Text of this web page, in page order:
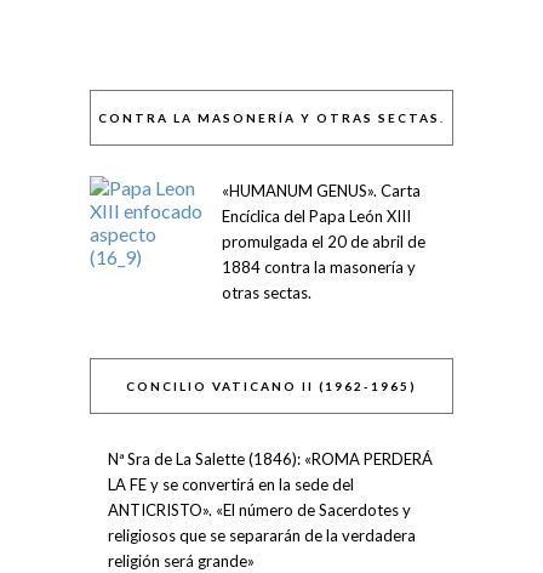
CONTRA LA MASONERÍA Y OTRAS SECTAS.
«HUMANUM GENUS». Carta
Encíclica del Papa León XIII
promulgada el 20 de abril de
1884 contra la masonería y
otras sectas.
CONCILIO VATICANO II (1962-1965)
Nª Sra de La Salette (1846): «ROMA PERDERÁ
LA FE y se convertirá en la sede del
ANTICRISTO». «El número de Sacerdotes y
religiosos que se separarán de la verdadera
religión será grande»